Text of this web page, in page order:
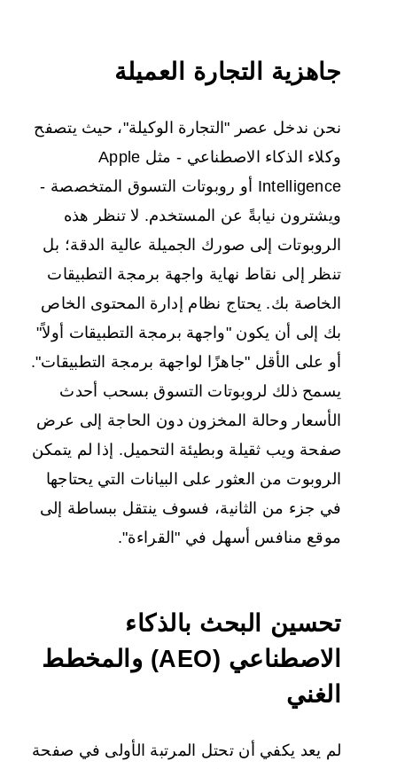
جاهزية التجارة العميلة
نحن ندخل عصر "التجارة الوكيلة"، حيث يتصفح
وكلاء الذكاء الاصطناعي - مثل Apple
Intelligence أو روبوتات التسوق المتخصصة -
ويشترون نيابةً عن المستخدم. لا تنظر هذه
الروبوتات إلى صورك الجميلة عالية الدقة؛ بل
تنظر إلى نقاط نهاية واجهة برمجة التطبيقات
الخاصة بك. يحتاج نظام إدارة المحتوى الخاص
بك إلى أن يكون "واجهة برمجة التطبيقات أولاً"
أو على الأقل "جاهزًا لواجهة برمجة التطبيقات".
يسمح ذلك لروبوتات التسوق بسحب أحدث
الأسعار وحالة المخزون دون الحاجة إلى عرض
صفحة ويب ثقيلة وبطيئة التحميل. إذا لم يتمكن
الروبوت من العثور على البيانات التي يحتاجها
في جزء من الثانية، فسوف ينتقل ببساطة إلى
موقع منافس أسهل في "القراءة".
تحسين البحث بالذكاء
الاصطناعي (AEO) والمخطط
الغني
لم يعد يكفي أن تحتل المرتبة الأولى في صفحة